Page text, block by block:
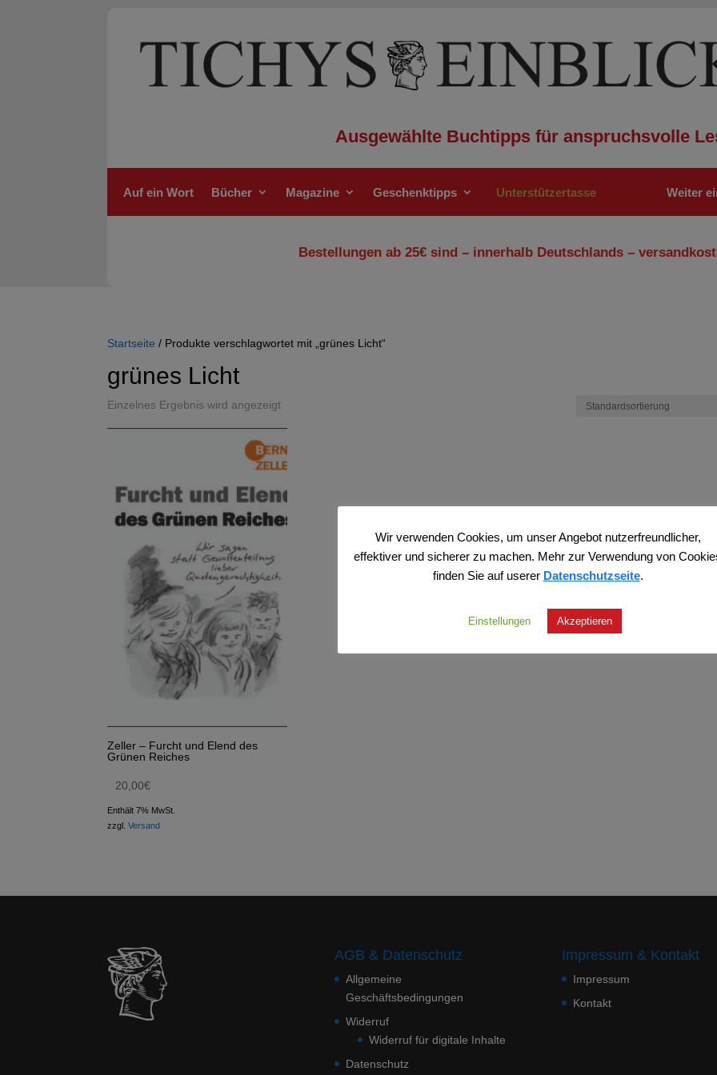
Ausgewählte Buchtipps für anspruchsvolle
Auf ein Wort Bücher Magazine Geschenktipps Unterstützertasse Weiter
Bestellungen ab 25€ sind – innerhalb Deutschlands –
Startseite / Produkte verschlagwortet mit „grünes Licht“
grünes Licht
Einzelnes Ergebnis wird angezeigt
Zeller – Furcht und Elend des
Grünen Reiches
20,00€
Enthält 7% MwSt.
zzgl.Versand
AGB & Datenschutz
Allgemeine
Geschäftsbedingungen
Widerruf
Widerruf für digitale Inhalte
Datenschutz
Impressum & Kontakt
Impressum
Kontakt
Wir verwenden Cookies, um unser Angebot nutzerfreundlicher,
effektiver und sicherer zu machen. Mehr zur Verwendung von
finden Sie auf userer Datenschutzseite.
Einstellungen Akzeptieren